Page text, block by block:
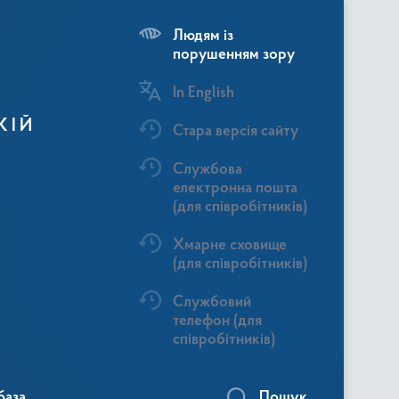
Людям із
порушенням зору
In English
Стара версія сайту
Службова
електронна пошта
(для співробітників)
Хмарне сховище
(для співробітників)
Службовий
телефон (для
співробітників)